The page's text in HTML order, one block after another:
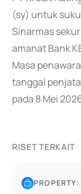
(sy) untuk
Sinarmas
amanat Bank
Masa
tanggal
pada 8 Mei
RISET TERKAIT
PROPERTY|